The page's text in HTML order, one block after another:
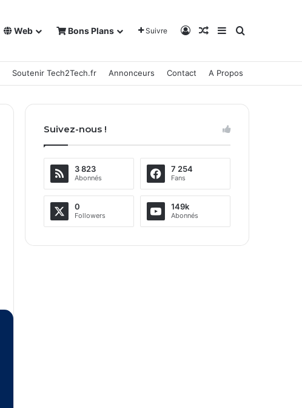
Web Bons Plans Suivre Connexion
Article Aléatoire
Sidebar (barre
Rechercher
Soutenir Tech2Tech.fr Annonceurs Contact A Propos
Suivez-nous !
3 823
Abonnés
7 254
Fans
0
Followers
149k
Abonnés